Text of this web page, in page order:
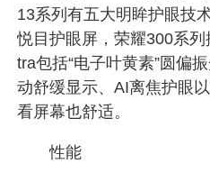
13系列有五大明眸护眼技
悦目护眼屏，荣耀300系
tra包括“电子叶黄素”圆偏
动舒缓显示、AI离焦护眼
看屏幕也舒适。
性能